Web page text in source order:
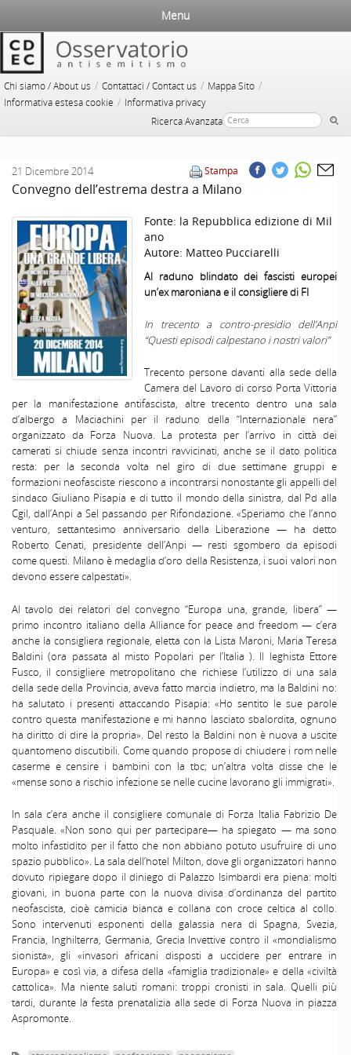
Chi siamo / About us / Contattaci / Contact us / Mappa Sito /
Informativa estesa cookie / Informativa privacy
Ricerca Avanzata
Menu
Stampa
21 Dicembre 2014
Convegno dell’estrema destra a Milano
Fonte: la Repubblica edizione di Mil
ano
Autore: Matteo Pucciarelli
Al raduno blindato dei fascisti europei
un’ex maroniana e il consigliere di FI
In trecento a contro-presidio dell’Anpi
“Questi episodi calpestano i nostri valori”
Trecento persone davanti alla sede della
Camera del Lavoro di corso Porta Vittoria
per la manifestazione antifascista, altre trecento dentro una sala
d’albergo a Maciachini per il raduno della “Internazionale nera”
organizzato da Forza Nuova. La protesta per l’arrivo in città dei
camerati si chiude senza incontri ravvicinati, anche se il dato politica
resta: per la seconda volta nel giro di due settimane gruppi e
formazioni neofasciste riescono a incontrarsi nonostante gli appelli del
sindaco Giuliano Pisapia e di tutto il mondo della sinistra, dal Pd alla
Cgil, dall’Anpi a Sel passando per Rifondazione. «Speriamo che l’anno
venturo, settantesimo anniversario della Liberazione — ha detto
Roberto Cenati, presidente dell’Anpi — resti sgombero da episodi
come questi. Milano è medaglia d’oro della Resistenza, i suoi valori non
devono essere calpestati».
Al tavolo dei relatori del convegno “Europa una, grande, libera” —
primo incontro italiano della Alliance for peace and freedom — c’era
anche la consigliera regionale, eletta con la Lista Maroni, Maria Teresa
Baldini (ora passata al misto Popolari per l’Italia ). Il leghista Ettore
Fusco, il consigliere metropolitano che richiese l’utilizzo di una sala
della sede della Provincia, aveva fatto marcia indietro, ma la Baldini no:
ha salutato i presenti attaccando Pisapia: «Ho sentito le sue parole
contro questa manifestazione e mi hanno lasciato sbalordita, ognuno
ha diritto di dire la propria». Del resto la Baldini non è nuova a uscite
quantomeno discutibili. Come quando propose di chiudere i rom nelle
caserme e censire i bambini con la tbc; un’altra volta disse che le
«mense sono a rischio infezione se nelle cucine lavorano gli immigrati».
In sala c’era anche il consigliere comunale di Forza Italia Fabrizio De
Pasquale. «Non sono qui per partecipare— ha spiegato — ma sono
molto infastidito per il fatto che non abbiano potuto usufruire di uno
spazio pubblico». La sala dell’hotel Milton, dove gli organizzatori hanno
dovuto ripiegare dopo il diniego di Palazzo Isimbardi era piena: molti
giovani, in buona parte con la nuova divisa d’ordinanza del partito
neofascista, cioè camicia bianca e collana con croce celtica al collo.
Sono intervenuti esponenti della galassia nera di Spagna, Svezia,
Francia, Inghilterra, Germania, Grecia Invettive contro il «mondialismo
sionista», gli «invasori africani disposti a uccidere per entrare in
Europa» e così via, a difesa della «famiglia tradizionale» e della «civiltà
cattolica». Ma niente saluti romani: troppi cronisti in sala. Quelli più
tardi, durante la festa prenatalizia alla sede di Forza Nuova in piazza
Aspromonte.